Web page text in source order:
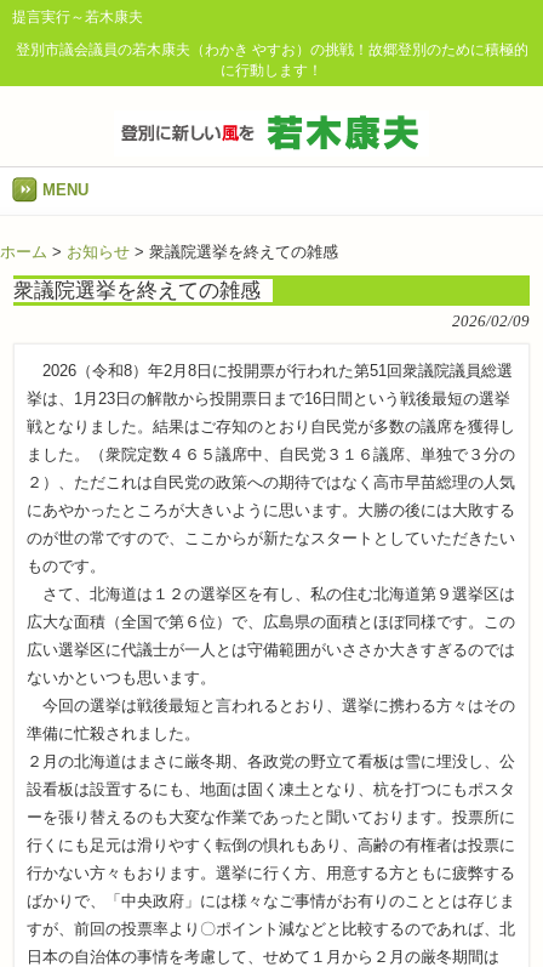
提言実行～若木康夫
登別市議会議員の若木康夫（わかき やすお）の挑戦！故郷登別のために積極的
に行動します！
MENU
ホーム > お知らせ > 衆議院選挙を終えての雑感
衆議院選挙を終えての雑感
2026/02/09
2026（令和8）年2月8日に投開票が行われた第51回衆議院議員総選
挙は、1月23日の解散から投開票日まで16日間という戦後最短の選挙
戦となりました。結果はご存知のとおり自民党が多数の議席を獲得し
ました。（衆院定数４６５議席中、自民党３１６議席、単独で３分の
２）、ただこれは自民党の政策への期待ではなく高市早苗総理の人気
にあやかったところが大きいように思います。大勝の後には大敗する
のが世の常ですので、ここからが新たなスタートとしていただきたい
ものです。
さて、北海道は１２の選挙区を有し、私の住む北海道第９選挙区は
広大な面積（全国で第６位）で、広島県の面積とほぼ同様です。この
広い選挙区に代議士が一人とは守備範囲がいささか大きすぎるのでは
ないかといつも思います。
今回の選挙は戦後最短と言われるとおり、選挙に携わる方々はその
準備に忙殺されました。
２月の北海道はまさに厳冬期、各政党の野立て看板は雪に埋没し、公
設看板は設置するにも、地面は固く凍土となり、杭を打つにもポスタ
ーを張り替えるのも大変な作業であったと聞いております。投票所に
行くにも足元は滑りやすく転倒の惧れもあり、高齢の有権者は投票に
行かない方々もおります。選挙に行く方、用意する方ともに疲弊する
ばかりで、「中央政府」には様々なご事情がお有りのこととは存じま
すが、前回の投票率より〇ポイント減などと比較するのであれば、北
日本の自治体の事情を考慮して、せめて１月から２月の厳冬期間は